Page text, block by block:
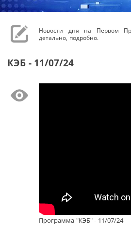
Новости дня на Первом
детально, подробно.
КЭБ - 11/07/24
Программа "КЭБ" - 11/07/24